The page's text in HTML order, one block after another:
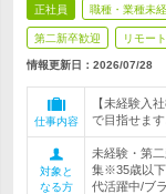
正社員 職種・業種未
第二新卒歓迎 リモー
情報更新日：2026/07/28
仕事内容
【未経験入
で目指せま
対象と
なる方
未経験・第
集※35歳以下
代活躍中/ブ